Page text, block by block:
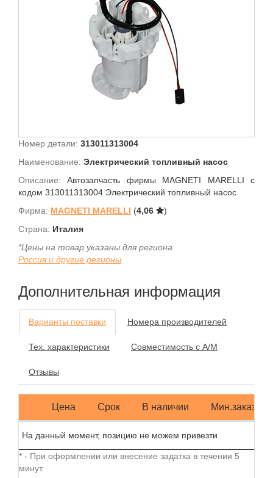
Номер детали: 313011313004
Наименование: Электрический топливный насос
Описание:Автозапчасть фирмы MAGNETI MARELLI с
кодом 313011313004 Электрический топливный насос
Фирма: MAGNETI MARELLI (4,06
)
Страна: Италия
*Цены на товар указаны для региона
Россия и другие регионы
Дополнительная информация
Варианты поставки Номера производителей
Тех. характеристики Совместимость с А/М
Отзывы
Цена Срок В наличии Мин.заказ
На данный момент, позицию не можем привезти
* - При оформлении или внесение задатка в течении 5
минут.